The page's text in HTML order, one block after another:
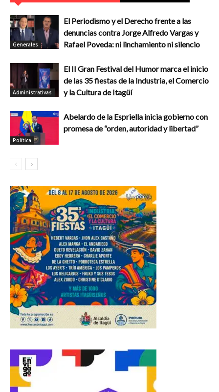
Generales
El Periodismo y el Derecho frente a las
denuncias contra Jorge Alfredo Vargas y
Rafael Poveda: ni linchamiento ni silencio
Administrativas
El II Gran Festival del Humor marca el inicio
de las 35 fiestas de la Industria, el Comercio
y la Cultura de Itagüí
Política
Abelardo de la Espriella inicia gobierno con
promesa de “orden, autoridad y libertad”